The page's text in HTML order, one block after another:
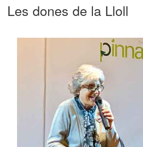
Les dones de la Lloll